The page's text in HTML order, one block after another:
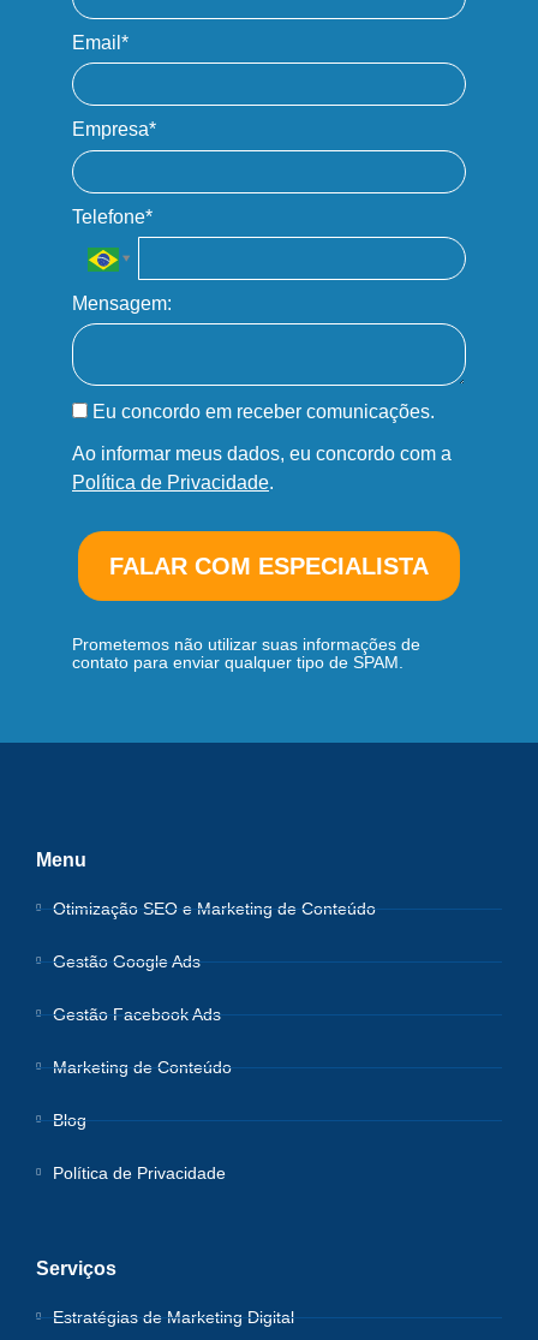
Email*
Empresa*
Telefone*
Mensagem:
Eu concordo em receber comunicações.
Ao informar meus dados, eu concordo com a
Política de Privacidade.
FALAR COM ESPECIALISTA
Prometemos não utilizar suas informações de
contato para enviar qualquer tipo de SPAM.
Menu
Otimização SEO e Marketing de Conteúdo
Gestão Google Ads
Gestão Facebook Ads
Marketing de Conteúdo
Blog
Política de Privacidade
Serviços
Estratégias de Marketing Digital